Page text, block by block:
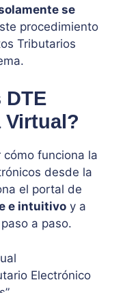
se
procedimiento
Tributarios
Virtual?
funciona la
desde la
el portal de
e intuitivo y a
a paso.
Electrónico